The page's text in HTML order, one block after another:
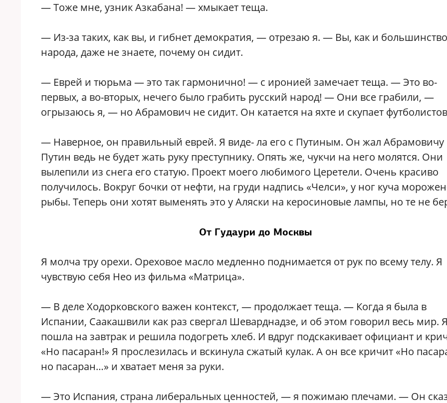
— Тоже мне, узник Азкабана! — хмыкает теща.
— Из-за таких, как вы, и гибнет демократия, — отрезаю я. — Вы, как и большинство
народа, даже не знаете, почему он сидит.
— Еврей и тюрьма — это так гармонично! — с иронией замечает теща. — Это во-
первых, а во-вторых, нечего было грабить русский народ! — Они все грабили, —
огрызаюсь я, — но Абрамович не сидит. Он катается на яхте и скупает
— Наверное, он правильный еврей. Я виде- ла его с Путиным. Он жал Абрамовичу
Путин ведь не будет жать руку преступнику. Опять же, чукчи на него молятся. Они
вылепили из снега его статую. Проект моего любимого Церетели. Очень красиво
получилось. Вокруг бочки от нефти, на груди надпись «Челси», у ног куча
рыбы. Теперь они хотят выменять это у Аляски на керосиновые лампы, но те не
От Гудаури до Москвы
Я молча тру орехи. Ореховое масло медленно поднимается от рук по всему телу. Я
чувствую себя Нео из фильма «Матрица».
— В деле Ходорковского важен контекст, — продолжает теща. — Когда я была в
Испании, Саакашвили как раз свергал Шеварднадзе, и об этом говорил весь мир. Я
пошла на завтрак и решила подогреть хлеб. И вдруг подскакивает официант и
«Но пасаран!» Я прослезилась и вскинула сжатый кулак. А он все кричит «Но
но пасаран…» и хватает меня за руки.
— Это Испания, страна либеральных ценностей, — я пожимаю плечами. — Он